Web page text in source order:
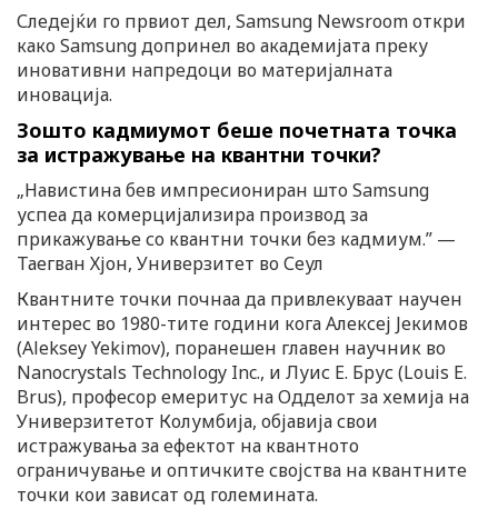
Следејќи го првиот дел, Samsung Newsroom откри
како Samsung допринел во академијата преку
иновативни напредоци во материјалната
иновација.
Зошто кадмиумот беше почетната точка
за истражување на квантни точки?
„Навистина бев импресиониран што Samsung
успеа да комерцијализира производ за
прикажување со квантни точки без кадмиум.” —
Таегван Хјон, Универзитет во Сеул
Квантните точки почнаа да привлекуваат научен
интерес во 1980-тите години кога Алексеј Јекимов
(Aleksey Yekimov), поранешен главен научник во
Nanocrystals Technology Inc., и Луис Е. Брус (Louis E.
Brus), професор емеритус на Одделот за хемија на
Универзитетот Колумбија, објавија свои
истражувања за ефектот на квантното
ограничување и оптичките својства на квантните
точки кои зависат од големината.